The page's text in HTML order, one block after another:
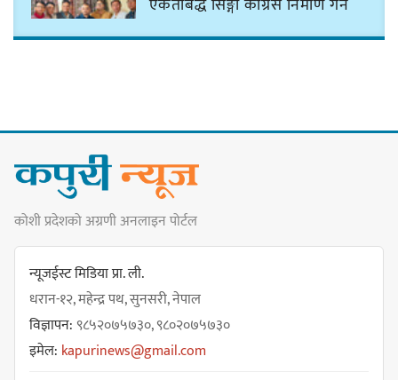
बास्केटबलको उपाधि
प्रभातलाई,पाराडाइज उपविजेतामा
सीमित
हर्क साम्पाङको क्युआरटी विघटन गर्ने
विज्ञप्ती
कोशी प्रदेशको अग्रणी अनलाइन पोर्टल
न्यूजईस्ट मिडिया प्रा. ली.
धरान-१२, महेन्द्र पथ, सुनसरी, नेपाल
विज्ञापन:९८५२०७५७३०, ९८०२०७५७३०
इमेल: kapurinews@gmail.com